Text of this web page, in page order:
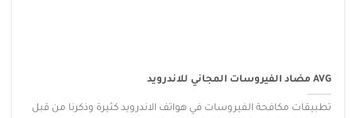
AVG مضاد الفيروسات المجاني للاندرويد
تطبيقات مكافحة الفيروسات في هواتف الاندرويد كثيرة وذكرنا من قبل